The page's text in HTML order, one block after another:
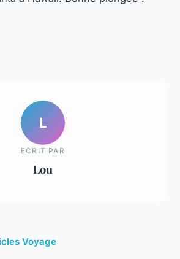
L
ECRIT PAR
Lou
Voyage